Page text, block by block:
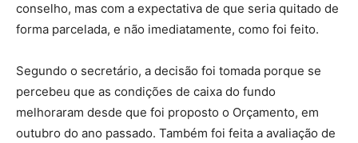
conselho, mas com a expectativa de que seria quitado de
forma parcelada, e não imediatamente, como foi feito.
Segundo o secretário, a decisão foi tomada porque se
percebeu que as condições de caixa do fundo
melhoraram desde que foi proposto o Orçamento, em
outubro do ano passado. Também foi feita a avaliação de